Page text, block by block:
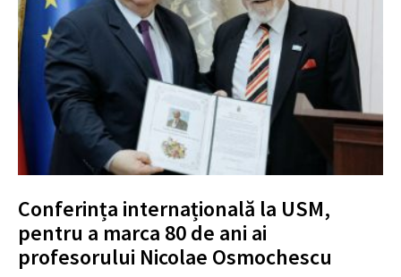
Conferința internațională la USM,
pentru a marca 80 de ani ai
profesorului Nicolae Osmochescu